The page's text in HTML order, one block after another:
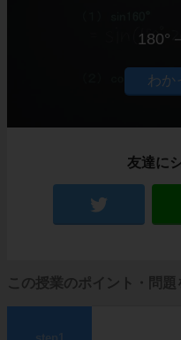
180°
友達に
この授業のポイント・問題